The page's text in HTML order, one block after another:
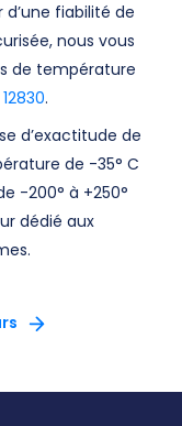
fiabilité de
nous vous
de température
12830.
d’exactitude de
de -35° C
-200° à +250°
dédié aux